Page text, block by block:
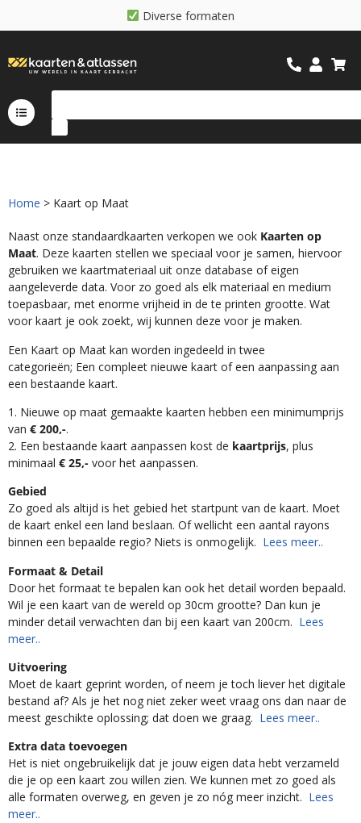
Diverse formaten
Home > Kaart op Maat
Naast onze standaardkaarten verkopen we ook Kaarten op
Maat. Deze kaarten stellen we speciaal voor je samen, hiervoor
gebruiken we kaartmateriaal uit onze database of eigen
aangeleverde data. Voor zo goed als elk materiaal en medium
toepasbaar, met enorme vrijheid in de te printen grootte. Wat
voor kaart je ook zoekt, wij kunnen deze voor je maken.
Een Kaart op Maat kan worden ingedeeld in twee
categorieën; Een compleet nieuwe kaart of een aanpassing aan
een bestaande kaart.
1. Nieuwe op maat gemaakte kaarten hebben een minimumprijs
van € 200,-.
2. Een bestaande kaart aanpassen kost de kaartprijs, plus
minimaal € 25,- voor het aanpassen.
Gebied
Zo goed als altijd is het gebied het startpunt van de kaart. Moet
de kaart enkel een land beslaan. Of wellicht een aantal rayons
binnen een bepaalde regio? Niets is onmogelijk. Lees meer..
Formaat & Detail
Door het formaat te bepalen kan ook het detail worden bepaald.
Wil je een kaart van de wereld op 30cm grootte? Dan kun je
minder detail verwachten dan bij een kaart van 200cm. Lees
meer..
Uitvoering
Moet de kaart geprint worden, of neem je toch liever het digitale
bestand af? Als je het nog niet zeker weet vraag ons dan naar de
meest geschikte oplossing; dat doen we graag. Lees meer..
Extra data toevoegen
Het is niet ongebruikelijk dat je jouw eigen data hebt verzameld
die je op een kaart zou willen zien. We kunnen met zo goed als
alle formaten overweg, en geven je zo nóg meer inzicht. Lees
meer..